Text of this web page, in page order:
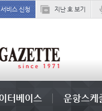
비스 신청 지난 호 보기
미국
터베이스 운항스케